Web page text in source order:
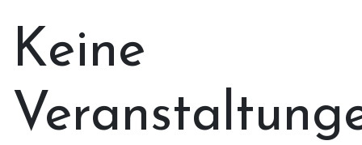
Keine